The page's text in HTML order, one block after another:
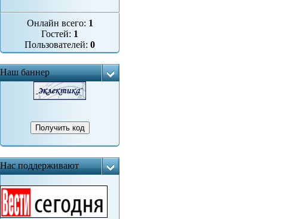
Онлайн всего: 1
Гостей: 1
Пользователей: 0
Наш баннер
Нас поддерживают